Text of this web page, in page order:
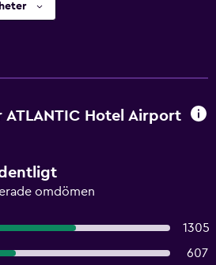
Hotel Airport
omdömen
1305
607